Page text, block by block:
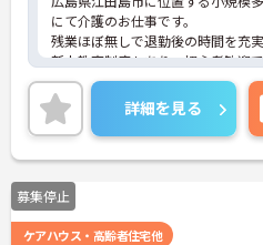
にて介護のお仕事です。
残業ほぼ無しで退勤後の時間を充
新人教育制度もあり、初心者歓迎
ご興味のある方には、面接対策ポ
に詳細をお話しいたしますので、
ださい。
詳細を見る
募集停止
ケアハウス・高齢者住宅他